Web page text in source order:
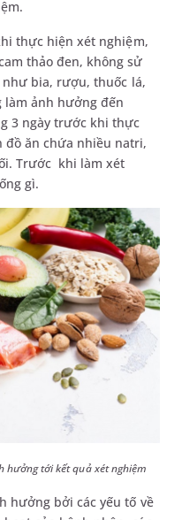
thực hiện xét nghiệm,
thảo đen, không sử
bia, rượu, thuốc lá,
ảnh hưởng đến
3 ngày trước khi thực
đồ ăn chứa nhiều natri,
Trước khi làm xét
gì.
hưởng tới kết quả xét nghiệm
hưởng bởi các yếu tố về